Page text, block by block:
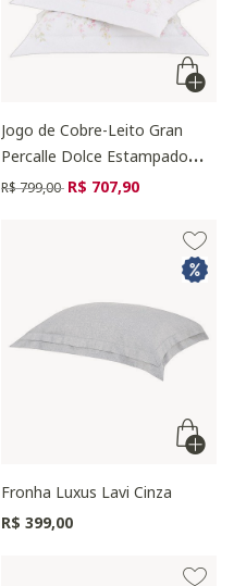
Jogo de Cobre-Leito Gran
Percalle Dolce Estampado
200 Fios
Preço reduzido de
R$ 799,00 para
R$ 707,90
Fronha Luxus Lavi Cinza
R$ 399,00